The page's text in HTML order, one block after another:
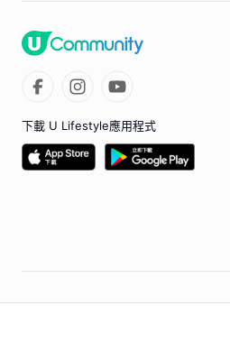
下載 U Lifestyle應用程式